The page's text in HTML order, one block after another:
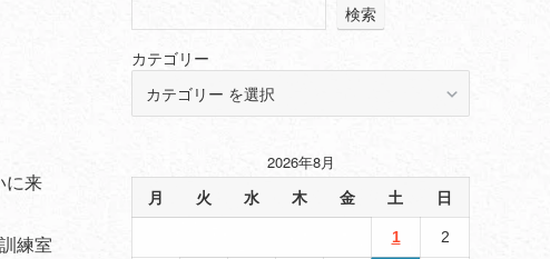
に来
練室
検索
カテゴリー
2026年8月
月 火 水 木 金 土 日
1 2